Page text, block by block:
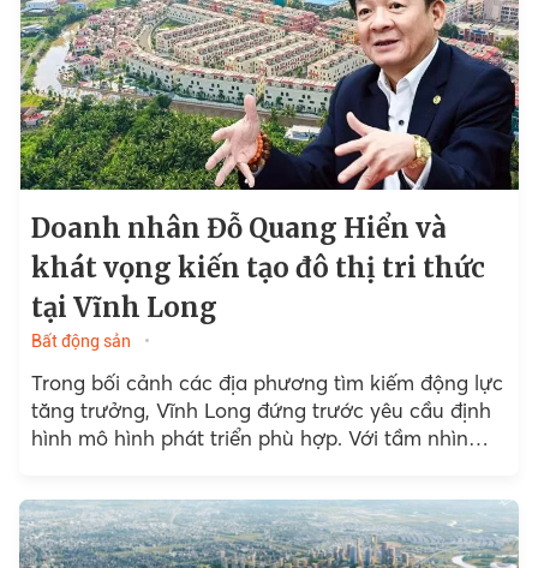
Doanh nhân Đỗ Quang Hiển và
khát vọng kiến tạo đô thị tri thức
tại Vĩnh Long
Bất động sản
Trong bối cảnh các địa phương tìm kiếm động lực
tăng trưởng, Vĩnh Long đứng trước yêu cầu định
hình mô hình phát triển phù hợp. Với tầm nhìn